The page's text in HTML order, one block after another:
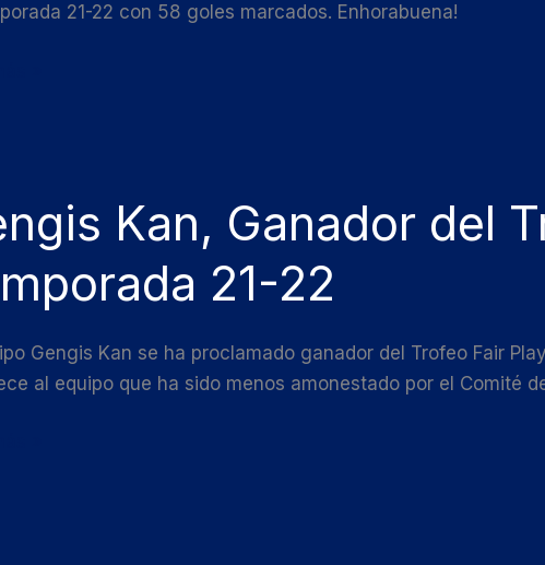
21-22 con 58 goles marcados. Enhorabuena!
Kan, Ganador del
21-22
Gengis Kan se ha proclamado ganador del Trofeo Fair
al equipo que ha sido menos amonestado por el Comité